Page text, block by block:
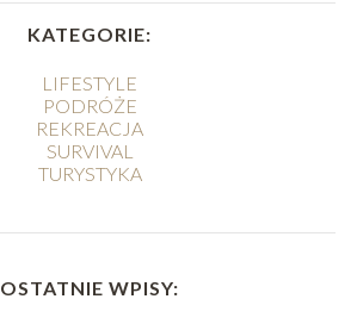
KATEGORIE:
LIFESTYLE
PODRÓŻE
REKREACJA
SURVIVAL
TURYSTYKA
OSTATNIE WPISY: